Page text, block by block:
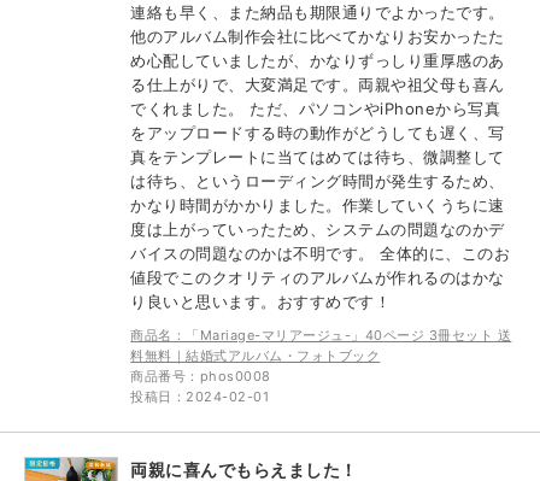
連絡も早く、また納品も期限通りでよかったです。
他のアルバム制作会社に比べてかなりお安かったた
め心配していましたが、かなりずっしり重厚感のあ
る仕上がりで、大変満足です。両親や祖父母も喜ん
でくれました。 ただ、パソコンやiPhoneから写真
をアップロードする時の動作がどうしても遅く、写
真をテンプレートに当てはめては待ち、微調整して
は待ち、というローディング時間が発生するため、
かなり時間がかかりました。作業していくうちに速
度は上がっていったため、システムの問題なのかデ
バイスの問題なのかは不明です。 全体的に、このお
値段でこのクオリティのアルバムが作れるのはかな
り良いと思います。おすすめです！
商品名：「Mariage-マリアージュ-」40ページ 3冊セット 送
料無料｜結婚式アルバム・フォトブック
商品番号：phos0008
投稿日：2024-02-01
両親に喜んでもらえました！